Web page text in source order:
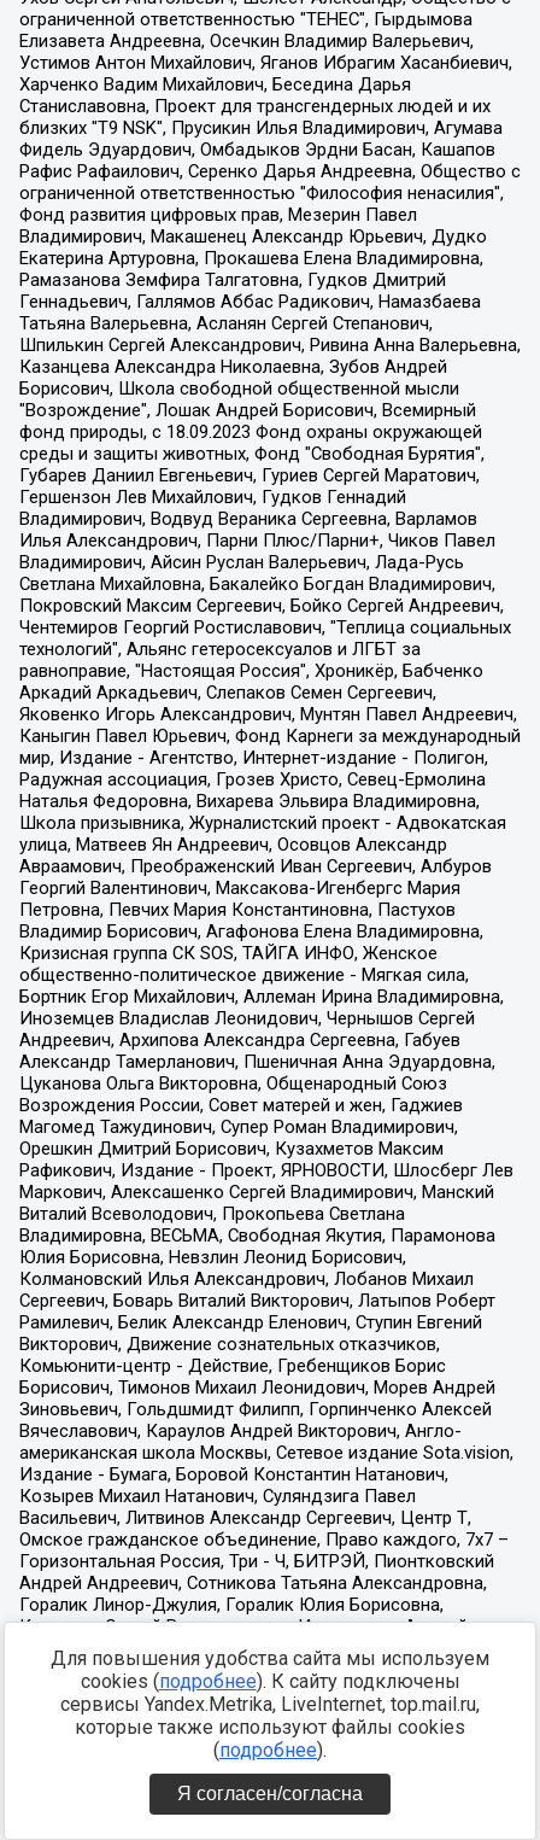
Для повышения удобства сайта мы используем
cookies (подробнее). К сайту подключены
сервисы Yandex.Metrika, LiveInternet, top.mail.ru,
которые также используют файлы cookies
(подробнее).
Я согласен/согласна